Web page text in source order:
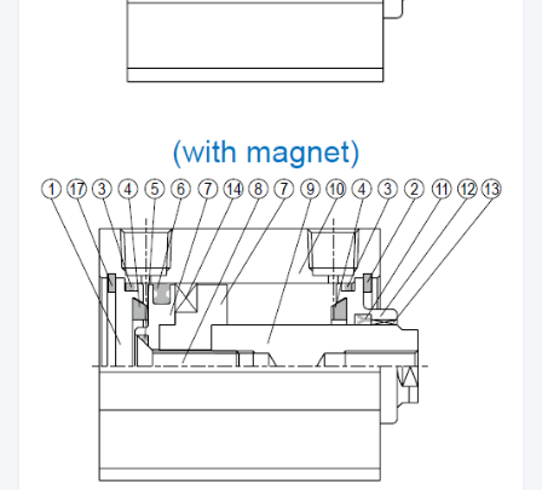
Ortam sıcaklığı -5°C~+60°C (Donma yok)
Mevcut hız aralığı 50~500 mm/sn